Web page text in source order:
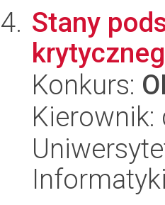
Stany
Konkurs:
Kierownik: